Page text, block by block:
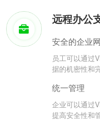
远程办公
安全的企业
员工可以通过
据的机密性和
统一管理
企业可以通过
提高安全性和